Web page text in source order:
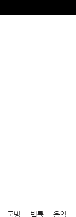
국방 법률 음악